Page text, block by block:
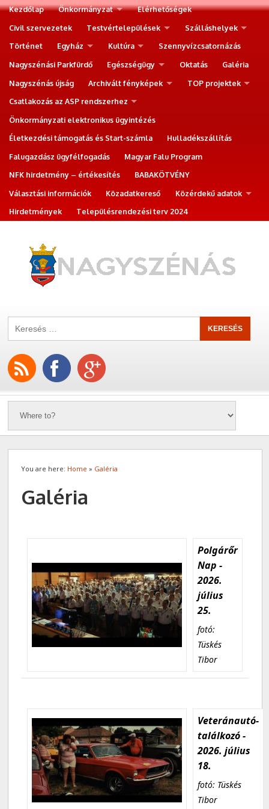
Kezdőlap Önkormányzat
Elérhetőségek
Civil szervezetek
Testvértelepülések
Szálláshelyek
Történet
Egyház Kultúra
Szennyvízcsatornázás
Nagyszénási Parkfürdő
Egészségügy Oktatás
Galéria
Nagyszénás újság
Archivált fényképek
TOP projektek
Csatlakozás az ASP rendszerhez
Önkormányzati elektronikus ügyintézés
Életkezdési támogatás és Start-számla
Hulladékszállítás
Falugazdász ügyfélfogadás
Magyar Falu Program
NFK hirdetmény – értékesítés
BABAKÖTVÉNY
Választási információk
Közadatkereső
Közérdekű adatok
Hirdetmények
Településrendezési terv 2024
You are here: Home » Galéria
Galéria
Polgárőr
Nap -
2026.
július
25.
fotó:
Tüskés
Tibor
Veteránautó-
találkozó -
2026. július
18.
fotó: Tüskés
Tibor